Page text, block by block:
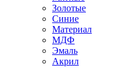
Золотые
Синие
Материал
МДФ
Эмаль
Акрил